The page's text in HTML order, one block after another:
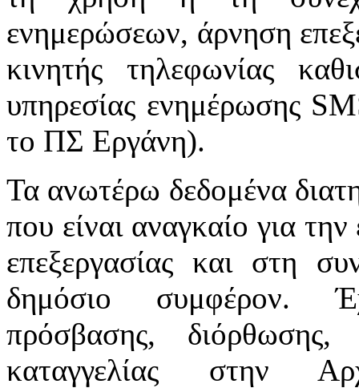
ενημερώσεων, άρνηση
κινητής τηλεφωνίας
υπηρεσίας ενημέρωσης
το ΠΣ Εργάνη).
Τα ανωτέρω δεδομένα
που είναι αναγκαίο για
επεξεργασίας και στη
δημόσιο συμφέρον.
πρόσβασης, διόρθωσης,
καταγγελίας στην